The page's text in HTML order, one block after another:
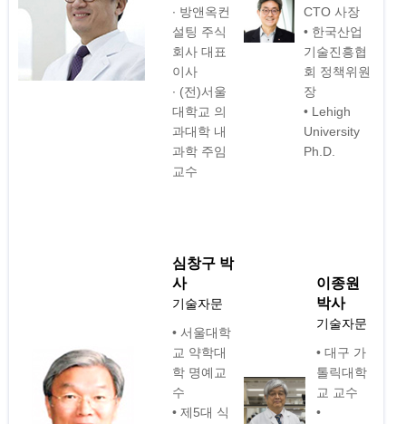
∙ 방앤옥컨
설팅 주식
회사 대표
이사
∙ (전)서울
대학교 의
과대학 내
과학 주임
교수
CTO 사장
• 한국산업
기술진흥협
회 정책위원
장
• Lehigh
University
Ph.D.
심창구 박
사
기술자문
• 서울대학
교 약학대
학 명예교
수
• 제5대 식
이종원
박사
기술자문
• 대구 가
톨릭대학
교 교수
•